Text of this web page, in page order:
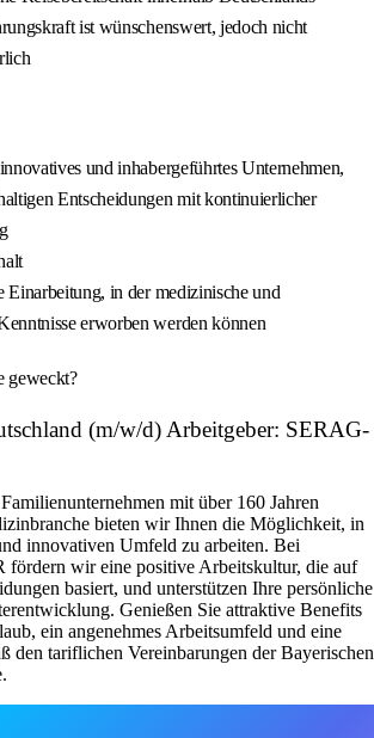
ist wünschenswert, jedoch nicht
und inhabergeführtes Unternehmen,
Entscheidungen mit kontinuierlicher
Einarbeitung, in der medizinische und
erworben werden können
geweckt?
(m/w/d) Arbeitgeber: SERAG-
mit über 160 Jahren
bieten wir Ihnen die Möglichkeit, in
innovativen Umfeld zu arbeiten. Bei
wir eine positive Arbeitskultur, die auf
basiert, und unterstützen Ihre persönliche
Genießen Sie attraktive Benefits
ein angenehmes Arbeitsumfeld und eine
den tariflichen Vereinbarungen der Bayerischen